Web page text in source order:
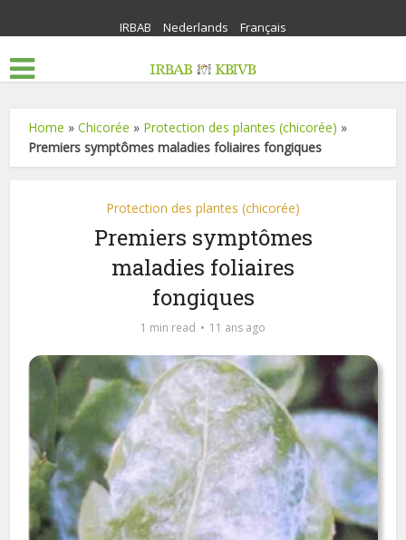
IRBAB Nederlands Français
Home »Chicorée » Protection des plantes (chicorée) »
Premiers symptômes maladies foliaires fongiques
Protection des plantes (chicorée)
Premiers symptômes
maladies foliaires
fongiques
1 min read 11 ans ago